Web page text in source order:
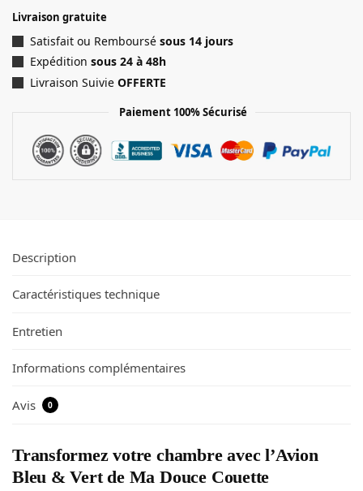
Livraison gratuite
Satisfait ou Remboursé sous 14 jours
Expédition sous 24 à 48h
Livraison Suivie OFFERTE
Paiement 100% Sécurisé
Description
Caractéristiques technique
Entretien
Informations complémentaires
Avis 0
Transformez votre chambre avec l’Avion
Bleu & Vert de Ma Douce Couette